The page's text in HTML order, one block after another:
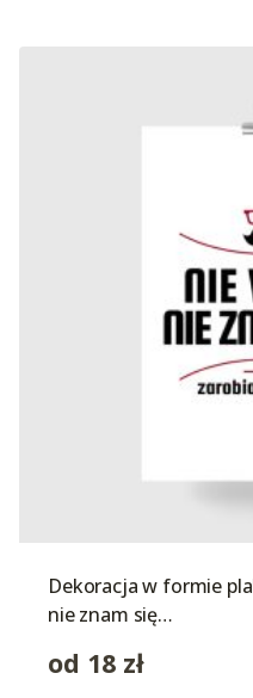
Dekoracja w formie
nie znam się…
od 18 zł